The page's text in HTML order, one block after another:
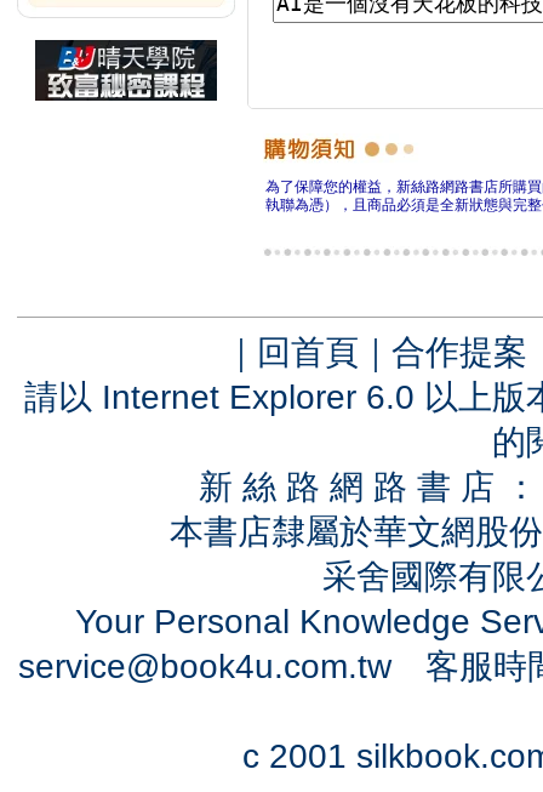
為了保障您的權益，新絲路網路書店所購
執聯為憑），且商品必須是全新狀態與完
｜ 回首頁 ｜ 合作提案
請以 Internet Explorer 6.0 以上
的
新 絲 路 網 路 書 店
本書店隸屬於華文網股
采舍國際有
Your Personal Knowledge
service@book4u.com.tw客服時
c 2001